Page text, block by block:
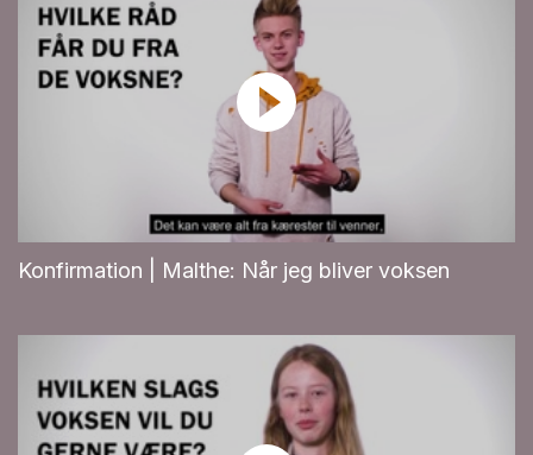
Konfirmation | Malthe: Når jeg bliver voksen